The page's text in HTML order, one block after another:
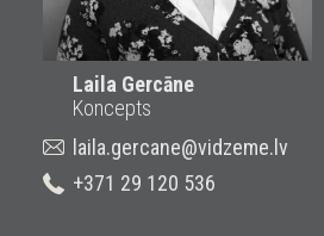
Laila Gercāne
Koncepts
laila.gercane@vidzeme.lv
+371 29 120 536